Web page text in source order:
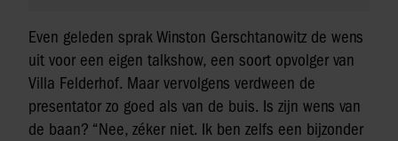
Even geleden sprak Winston Gerschtanowitz de wens
uit voor een eigen talkshow, een soort opvolger van
Villa Felderhof. Maar vervolgens verdween de
presentator zo goed als van de buis. Is zijn wens van
de baan? “Nee, zéker niet. Ik ben zelfs een bijzonder